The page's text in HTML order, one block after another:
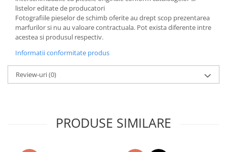
listelor editate de producatori
Fotografiile pieselor de schimb oferite au drept scop prezentarea
marfurilor si nu au valoare contractuala. Pot exista diferente intre
acestea si produsul respectiv.
Informatii conformitate produs
Review-uri(0)
PRODUSE SIMILARE